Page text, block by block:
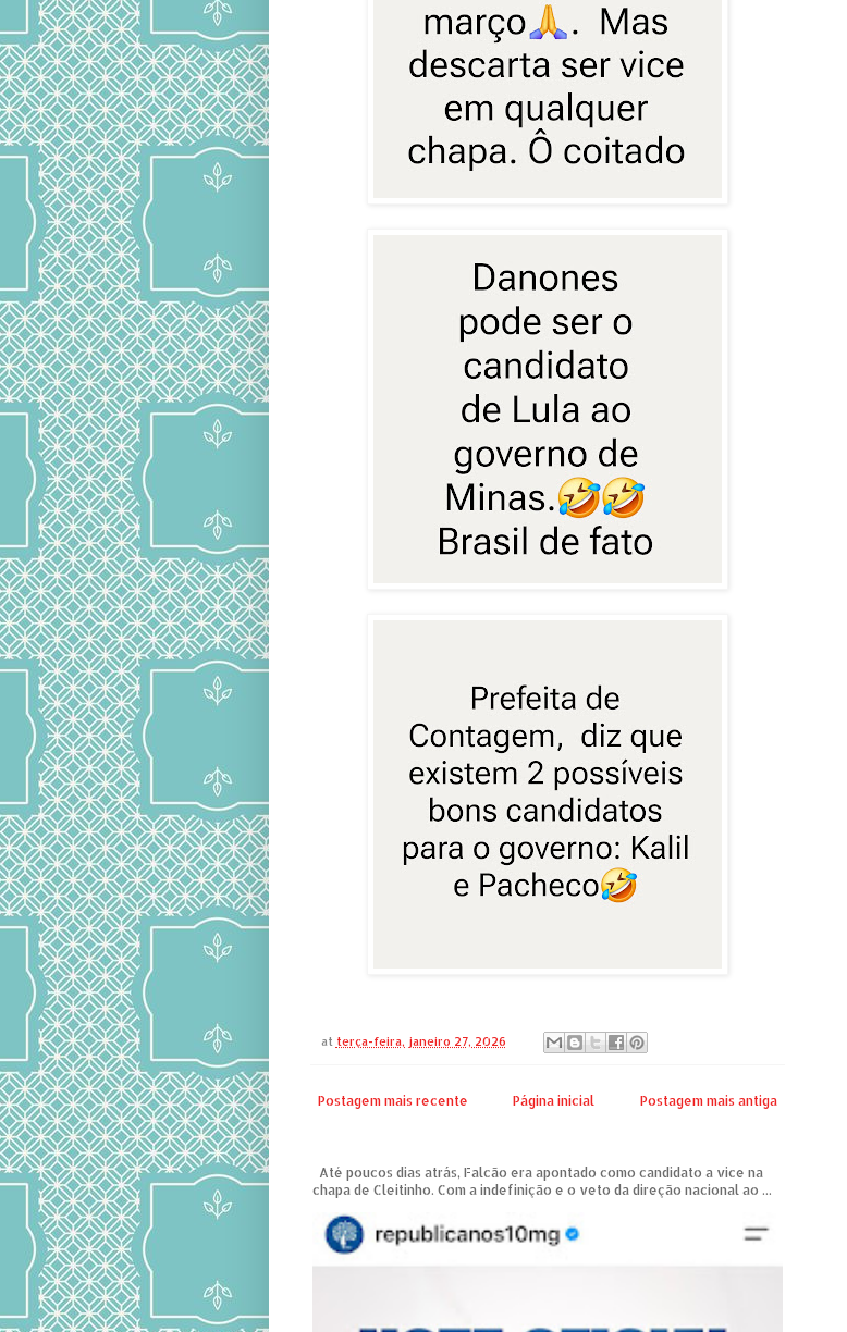
at terça-feira, janeiro 27, 2026
Postagem mais recente Postagem mais antiga
Página inicial
Até poucos dias atrás, Falcão era apontado como candidato a vice na
chapa de Cleitinho. Com a indefinição e o veto da direção nacional ao ...